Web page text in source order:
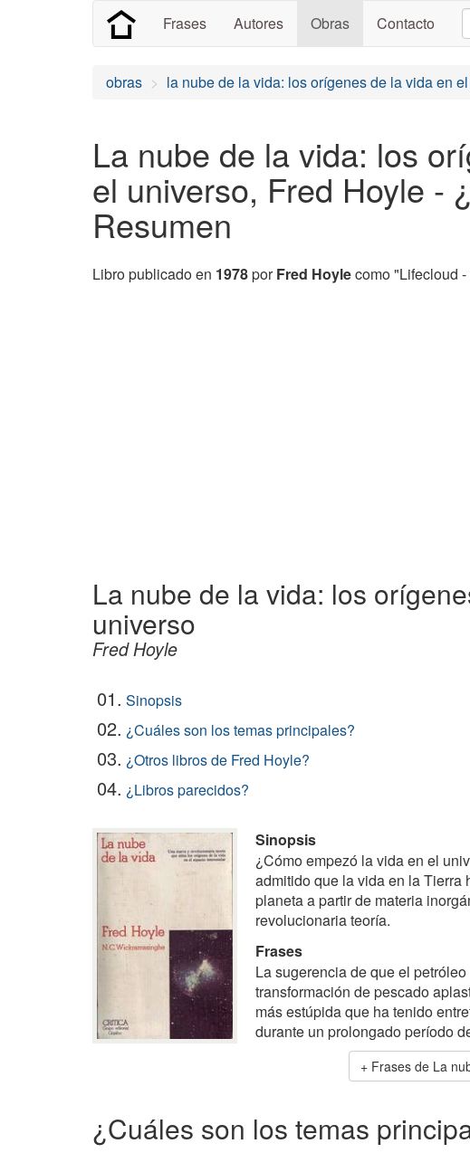
Frases Autores Obras Contacto
obras la nube de la vida: los orígenes de la vida en
La nube de la vida: los
el universo, Fred Hoyle -
Resumen
Libro publicado en 1978porFred Hoylecomo "Lifecloud
La nube de la vida: los
universo
Fred Hoyle
01. Sinopsis
02. ¿Cuáles son los temas principales?
03. ¿Otros libros de Fred Hoyle?
04. ¿Libros parecidos?
Sinopsis
¿Cómo empezó la vida en el
admitido que la vida en la Tierra
planeta a partir de materia
revolucionaria teoría.
Frases
La sugerencia de que el
transformación de pescado
más estúpida que ha tenido
durante un prolongado período
Frases de La
¿Cuáles son los temas